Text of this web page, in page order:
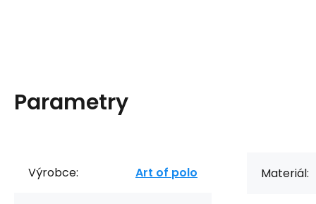
Parametry
Výrobce: Art of polo Materiál: